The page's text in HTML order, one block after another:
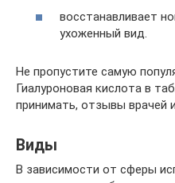
восстанавливает
ухоженный вид.
Не пропустите самую
Гиалуроновая кислота в
принимать, отзывы врачей
Виды
В зависимости от сферы